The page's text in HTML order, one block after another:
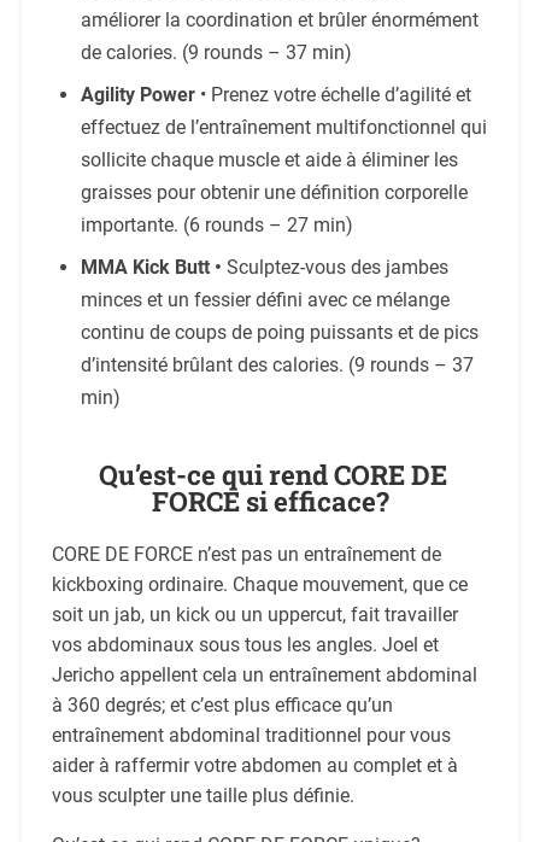
améliorer la coordination et brûler énormément
de calories. (9 rounds – 37 min)
Agility Power• Prenez votre échelle d’agilité et
effectuez de l’entraînement multifonctionnel qui
sollicite chaque muscle et aide à éliminer les
graisses pour obtenir une définition corporelle
importante. (6 rounds – 27 min)
MMA Kick Butt • Sculptez-vous des jambes
minces et un fessier défini avec ce mélange
continu de coups de poing puissants et de pics
d’intensité brûlant des calories. (9 rounds – 37
min)
Qu’est-ce qui rend CORE DE
FORCE si efficace?
CORE DE FORCE n’est pas un entraînement de
kickboxing ordinaire. Chaque mouvement, que ce
soit un jab, un kick ou un uppercut, fait travailler
vos abdominaux sous tous les angles. Joel et
Jericho appellent cela un entraînement abdominal
à 360 degrés; et c’est plus efficace qu’un
entraînement abdominal traditionnel pour vous
aider à raffermir votre abdomen au complet et à
vous sculpter une taille plus définie.